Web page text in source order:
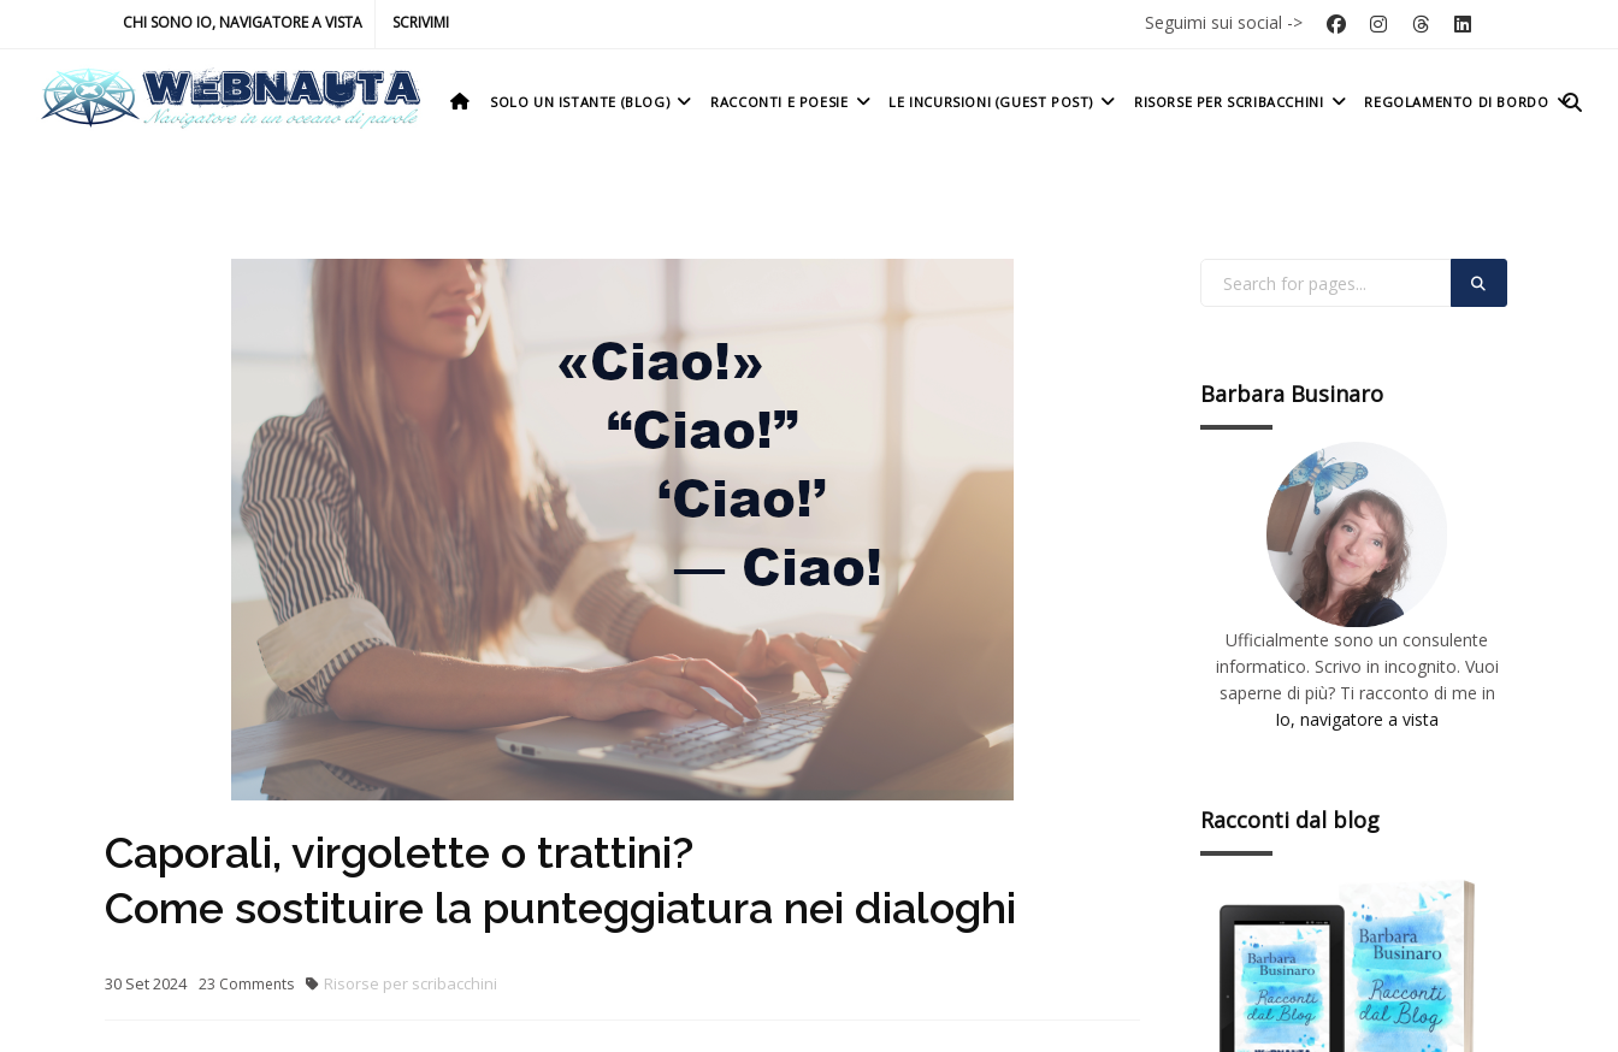
CHI SONO IO, NAVIGATORE A VISTA SCRIVIMI Seguimi sui social ->
SOLO UN ISTANTE (BLOG) RACCONTI E POESIE LE INCURSIONI (GUEST POST) RISORSE PER SCRIBACCHINI REGOLAMENTO DI BORDO
Caporali, virgolette o trattini?
Come sostituire la punteggiatura nei dialoghi
30 Set2024 23 Comments Risorse per scribacchini
Barbara Businaro
Ufficialmente sono un consulente
informatico. Scrivo in incognito. Vuoi
saperne di più? Ti racconto di me in
Io, navigatore a vista
Racconti dal blog